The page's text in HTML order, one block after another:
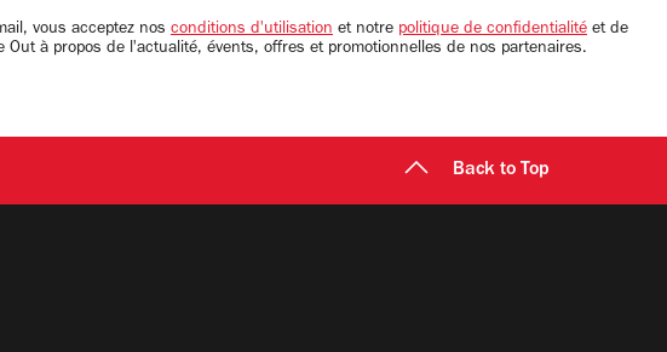
vous acceptez nos conditions d'utilisation et notre politique de confidentialité et de
Out à propos de l'actualité, évents, offres et promotionnelles de nos partenaires.
Back to Top